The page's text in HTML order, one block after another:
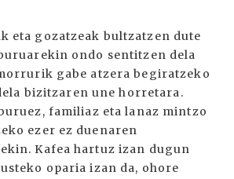
eta gozatzeak bultzatzen dute
ondo sentitzen dela
gabe atzera begiratzeko
bizitzaren une horretara.
familiaz eta lanaz mintzo
ezer ez duenaren
Kafea hartuz izan dugun
oparia izan da, ohore